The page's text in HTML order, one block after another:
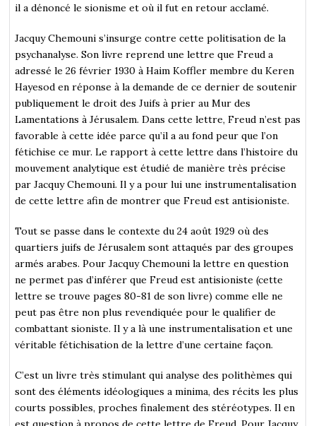
il a dénoncé le sionisme et où il fut en retour acclamé.
Jacquy Chemouni s’insurge contre cette politisation de la
psychanalyse. Son livre reprend une lettre que Freud a
adressé le 26 février 1930 à Haim Koffler membre du Keren
Hayesod en réponse à la demande de ce dernier de soutenir
publiquement le droit des Juifs à prier au Mur des
Lamentations à Jérusalem. Dans cette lettre, Freud n’est pas
favorable à cette idée parce qu’il a au fond peur que l’on
fétichise ce mur. Le rapport à cette lettre dans l’histoire du
mouvement analytique est étudié de manière très précise
par Jacquy Chemouni. Il y a pour lui une instrumentalisation
de cette lettre afin de montrer que Freud est antisioniste.
Tout se passe dans le contexte du 24 août 1929 où des
quartiers juifs de Jérusalem sont attaqués par des groupes
armés arabes. Pour Jacquy Chemouni la lettre en question
ne permet pas d’inférer que Freud est antisioniste (cette
lettre se trouve pages 80-81 de son livre) comme elle ne
peut pas être non plus revendiquée pour le qualifier de
combattant sioniste. Il y a là une instrumentalisation et une
véritable fétichisation de la lettre d’une certaine façon.
C’est un livre très stimulant qui analyse des polithèmes qui
sont des éléments idéologiques a minima, des récits les plus
courts possibles, proches finalement des stéréotypes. Il en